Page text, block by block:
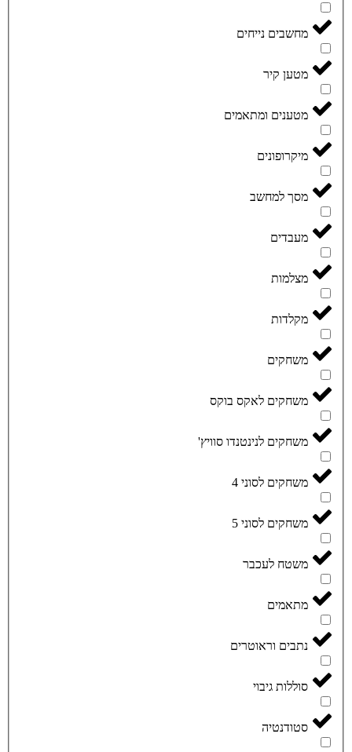
מחשבים נייחים
מטען קיר
מטענים ומתאמים
מיקרופונים
מסך למחשב
מעבדים
מצלמות
מקלדות
משחקים
משחקים לאקס בוקס
משחקים לנינטנדו סוויץ'
משחקים לסוני 4
משחקים לסוני 5
משטח לעכבר
מתאמים
נתבים וראוטרים
סוללות גיבוי
סטודנטיה